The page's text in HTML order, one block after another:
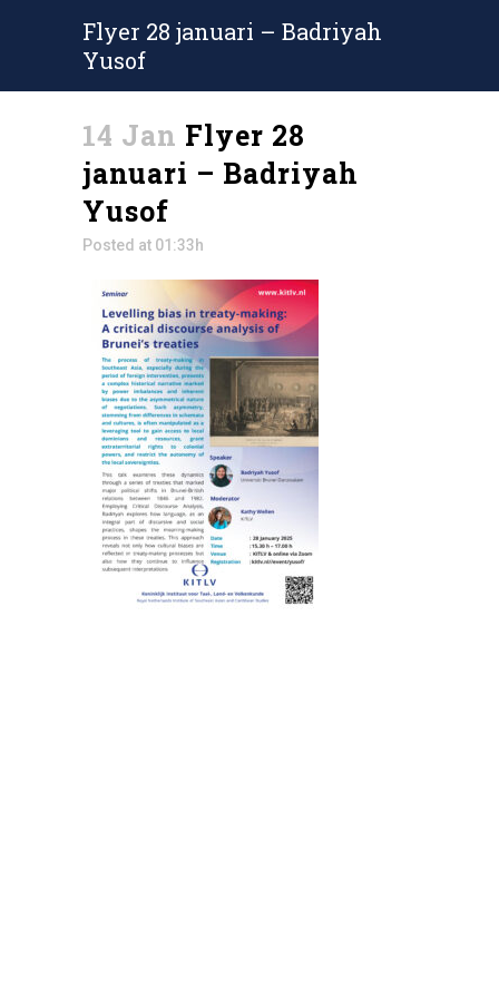
Flyer 28 januari – Badriyah
Yusof
14 Jan Flyer 28
januari – Badriyah
Yusof
Posted at 01:33h